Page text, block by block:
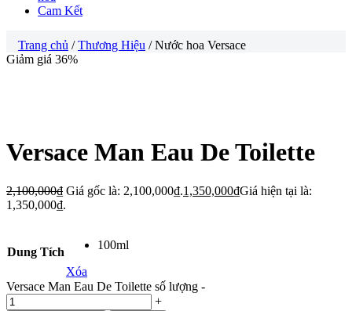
Cam Kết
Trang chủ /Thương Hiệu / Nước hoa Versace
Giảm giá 36%
Versace Man Eau De Toilette
2,100,000₫ Giá gốc là: 2,100,000₫.1,350,000₫Giá hiện tại là:
1,350,000₫.
Dung Tích
100ml
Xóa
Versace Man Eau De Toilette số lượng -
+